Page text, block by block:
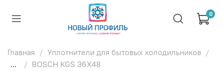
0
Главная
Уплотнители для бытовых холодильников
...
BOSCH KGS 36X48